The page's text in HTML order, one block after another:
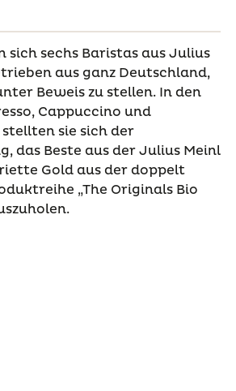
sich sechs Baristas aus Julius
aus ganz Deutschland,
Beweis zu stellen. In den
Cappuccino und
sie sich der
das Beste aus der Julius Meinl
Gold aus der doppelt
„The Originals Bio